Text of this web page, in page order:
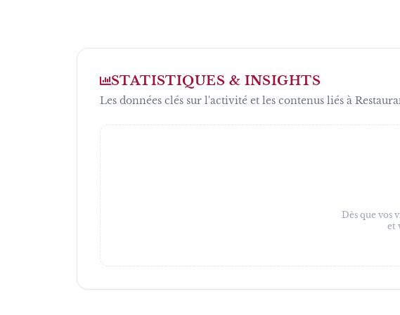
STATISTIQUES & INSIGHTS
Les données clés sur l'activité et les contenus liés à
Dès que vos
et